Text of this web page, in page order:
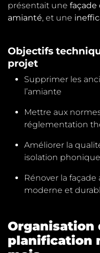
présentait une façade
amianté, et une
Objectifs
projet
Supprimer les
l’amiante
Mettre aux
réglementation
Améliorer la
isolation
Rénover la
moderne et
Organisation
planification